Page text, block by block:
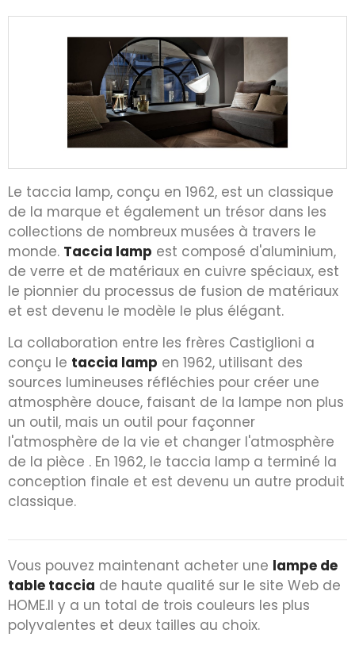
Le taccia lamp, conçu en 1962, est un classique
de la marque et également un trésor dans les
collections de nombreux musées à travers le
monde. Taccia lamp est composé d'aluminium,
de verre et de matériaux en cuivre spéciaux, est
le pionnier du processus de fusion de matériaux
et est devenu le modèle le plus élégant.
La collaboration entre les frères Castiglioni a
conçu le taccia lamp en 1962, utilisant des
sources lumineuses réfléchies pour créer une
atmosphère douce, faisant de la lampe non plus
un outil, mais un outil pour façonner
l'atmosphère de la vie et changer l'atmosphère
de la pièce . En 1962, le taccia lamp a terminé la
conception finale et est devenu un autre produit
classique.
Vous pouvez maintenant acheter une lampe de
table taccia de haute qualité sur le site Web de
HOME.Il y a un total de trois couleurs les plus
polyvalentes et deux tailles au choix.